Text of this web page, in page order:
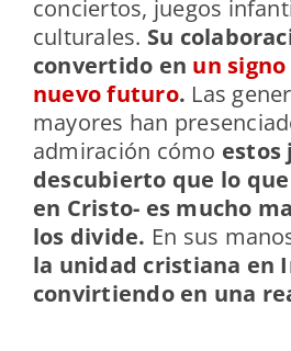
conciertos, juegos
culturales. Su
convertido en un
nuevo futuro. Las
mayores han
admiración cómo estos
descubierto que lo
en Cristo- es mucho
los divide. En sus
la unidad cristiana en
convirtiendo en una